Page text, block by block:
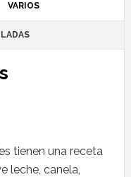
VARIOS
tienen una receta
leche, canela,